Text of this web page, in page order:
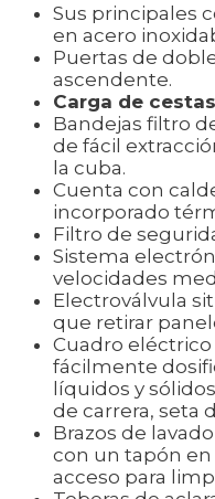
Sus principales
en acero
Puertas de
ascendente.
Carga de
Bandejas filtro
de fácil
la cuba.
Cuenta con
incorporado
Filtro de
Sistema
velocidades
Electroválvula
que retirar
Cuadro
fácilmente
líquidos y
de carrera, seta
Brazos de
con un tapón
acceso para